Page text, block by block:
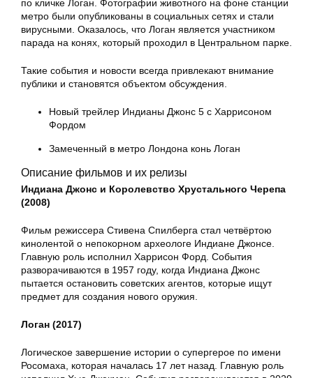
по кличке Логан. Фотографии животного на фоне станции
метро были опубликованы в социальных сетях и стали
вирусными. Оказалось, что Логан является участником
парада на конях, который проходил в Центральном парке.
Такие события и новости всегда привлекают внимание
публики и становятся объектом обсуждения.
Новый трейлер Индианы Джонс 5 с Харрисоном
Фордом
Замеченный в метро Лондона конь Логан
Описание фильмов и их релизы
Индиана Джонс и Королевство Хрустального Черепа
(2008)
Фильм режиссера Стивена Спилберга стал четвёртою
кинолентой о непокорном археологе Индиане Джонсе.
Главную роль исполнил Харрисон Форд. События
разворачиваются в 1957 году, когда Индиана Джонс
пытается остановить советских агентов, которые ищут
предмет для создания нового оружия.
Логан (2017)
Логическое завершение истории о супергерое по имени
Росомаха, которая началась 17 лет назад. Главную роль